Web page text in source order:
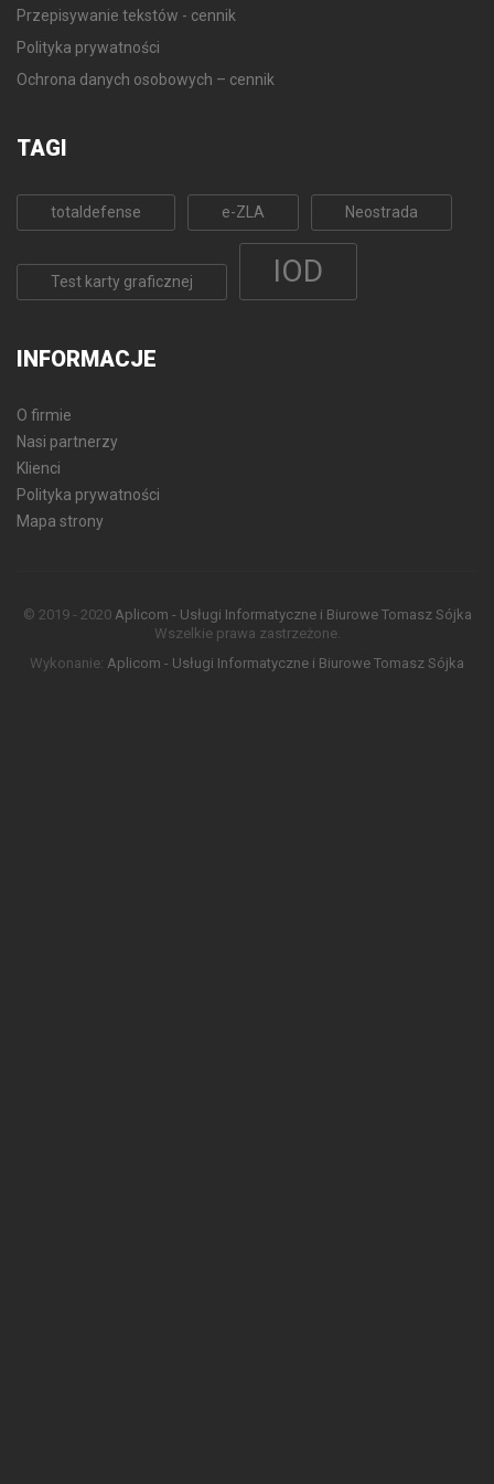
Przepisywanie tekstów - cennik
Polityka prywatności
Ochrona danych osobowych – cennik
TAGI
totaldefense e-ZLA Neostrada
Test karty graficznej IOD
INFORMACJE
O firmie
Nasi partnerzy
Klienci
Polityka prywatności
Mapa strony
© 2019 - 2020 Aplicom - Usługi Informatyczne i Biurowe Tomasz Sójka
Wszelkie prawa zastrzeżone.
Wykonanie: Aplicom - Usługi Informatyczne i Biurowe Tomasz Sójka